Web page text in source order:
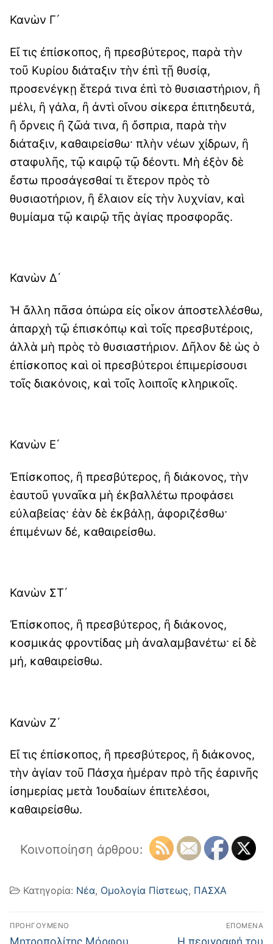
Κανὼν Γ´
Εἴ τις ἐπίσκοπος, ἢ πρεσβύτερος, παρὰ τὴν
τοῦ Κυρίου διάταξιν τὴν ἐπὶ τῇ θυσίᾳ,
προσενέγκῃ ἕτερά τινα ἐπὶ τὸ θυσιαστήριον, ἢ
μέλι, ἢ γάλα, ἢ ἀντὶ οἴνου σίκερα ἐπιτηδευτά,
ἢ ὄρνεις ἢ ζῶά τινα, ἢ ὄσπρια, παρὰ τὴν
διάταξιν, καθαιρείσθω· πλὴν νέων χίδρων, ἢ
σταφυλῆς, τῷ καιρῷ τῷ δέοντι. Μὴ ἐξὸν δὲ
ἔστω προσάγεσθαί τι ἕτερον πρὸς τὸ
θυσιαοτήριον, ἢ ἔλαιον εἰς τὴν λυχνίαν, καὶ
θυμίαμα τῷ καιρῷ τῆς ἁγίας προσφορᾶς.
Κανὼν Δ´
Ἡ ἄλλη πᾶσα ὀπώρα εἰς οἶκον ἀποστελλέσθω,
ἀπαρχὴ τῷ ἐπισκόπῳ καὶ τοῖς πρεσβυτέροις,
ἀλλὰ μὴ πρὸς τὸ θυσιαστήριον. Δῆλον δὲ ὡς ὁ
ἐπίσκοπος καὶ οἱ πρεσβύτεροι ἐπιμερίσουσι
τοῖς διακόνοις, καὶ τοῖς λοιποῖς κληρικοῖς.
Κανὼν Ε´
Ἐπίσκοπος, ἢ πρεσβύτερος, ἢ διάκονος, τὴν
ἑαυτοῦ γυναῖκα μὴ ἐκβαλλέτω προφάσει
εὐλαβείας· ἐὰν δὲ ἐκβάλῃ, ἀφοριζέσθω·
ἐπιμένων δέ, καθαιρείσθω.
Κανὼν ΣΤ´
Ἐπίσκοπος, ἢ πρεσβύτερος, ἢ διάκονος,
κοσμικάς φροντίδας μὴ ἀναλαμβανέτω· εἰ δὲ
μή, καθαιρείσθω.
Κανὼν Ζ´
Εἴ τις ἐπίσκοπος, ἢ πρεσβύτερος, ἢ διάκονος,
τὴν ἁγίαν τοῦ Πάσχα ἡμέραν πρὸ τῆς ἐαρινῆς
ἰσημερίας μετὰ Ἰουδαίων ἐπιτελέσοι,
καθαιρείσθω.
Κοινοποίηση άρθρου:
Κατηγορία: Νέα, Ομολογία Πίστεως, ΠΑΣΧΑ
Πλοήγηση
ΠΡΟΗΓΟΎΜΕΝΟ
Προηγούμενο
ΕΠΌΜΕΝΑ
Επόμενο